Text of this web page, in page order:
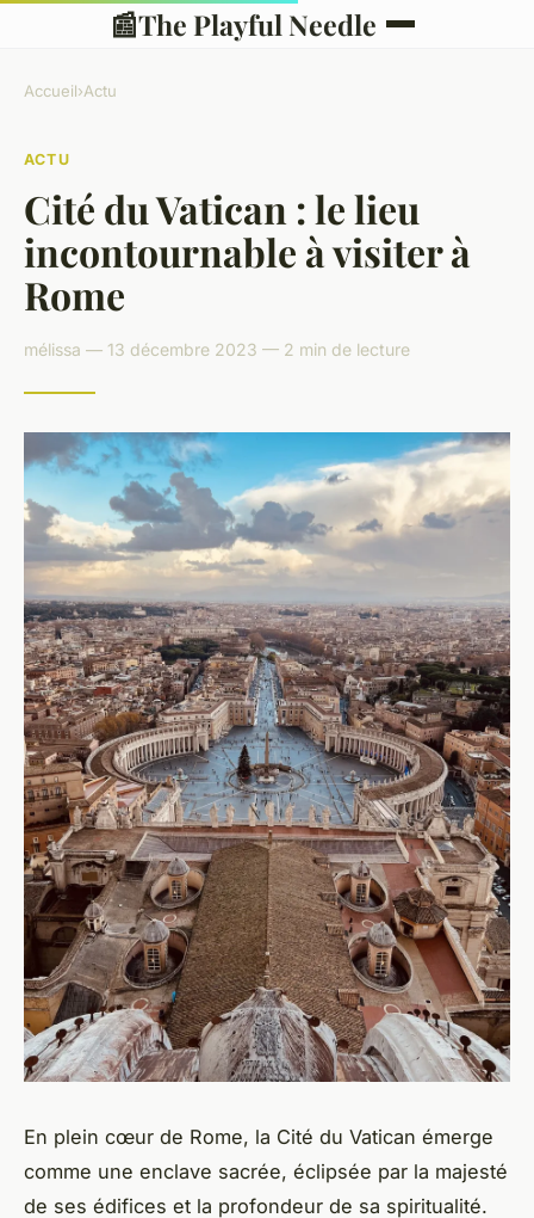
📰The Playful Needle
Accueil›Actu
ACTU
Cité du Vatican : le lieu
incontournable à visiter à
Rome
mélissa — 13 décembre 2023 — 2 min de lecture
En plein cœur de Rome, la Cité du Vatican émerge
comme une enclave sacrée, éclipsée par la majesté
de ses édifices et la profondeur de sa spiritualité.